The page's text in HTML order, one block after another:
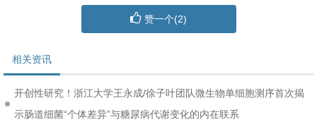
赞一个(2)
相关资讯
开创性研究！浙江大学王永成/徐子叶团队微生物单细胞测序首次揭
示肠道细菌“个体差异”与糖尿病代谢变化的内在联系